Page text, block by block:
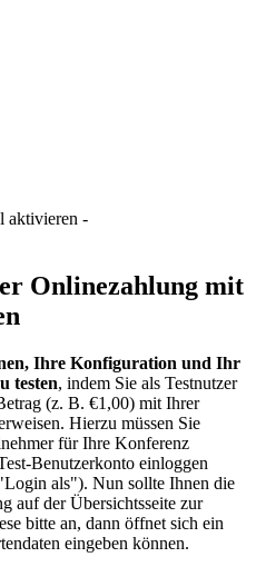
aktivieren -
Onlinezahlung mit
Ihre Konfiguration und Ihr
testen, indem Sie als Testnutzer
(z. B. €1,00) mit Ihrer
Hierzu müssen Sie
für Ihre Konferenz
Benutzerkonto einloggen
als"). Nun sollte Ihnen die
auf der Übersichtsseite zur
bitte an, dann öffnet sich ein
eingeben können.